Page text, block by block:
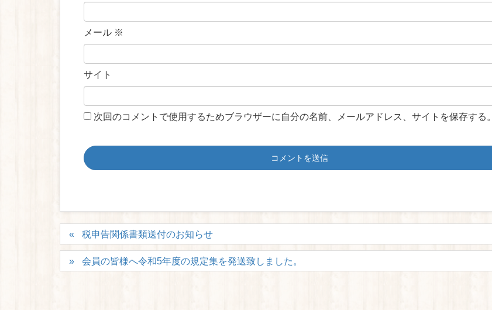
メール ※
サイト
次回のコメントで使用するためブラウザーに自分の名前、メールアドレス、サイトを保存する。
税申告関係書類送付のお知らせ
会員の皆様へ令和5年度の規定集を発送致しました。